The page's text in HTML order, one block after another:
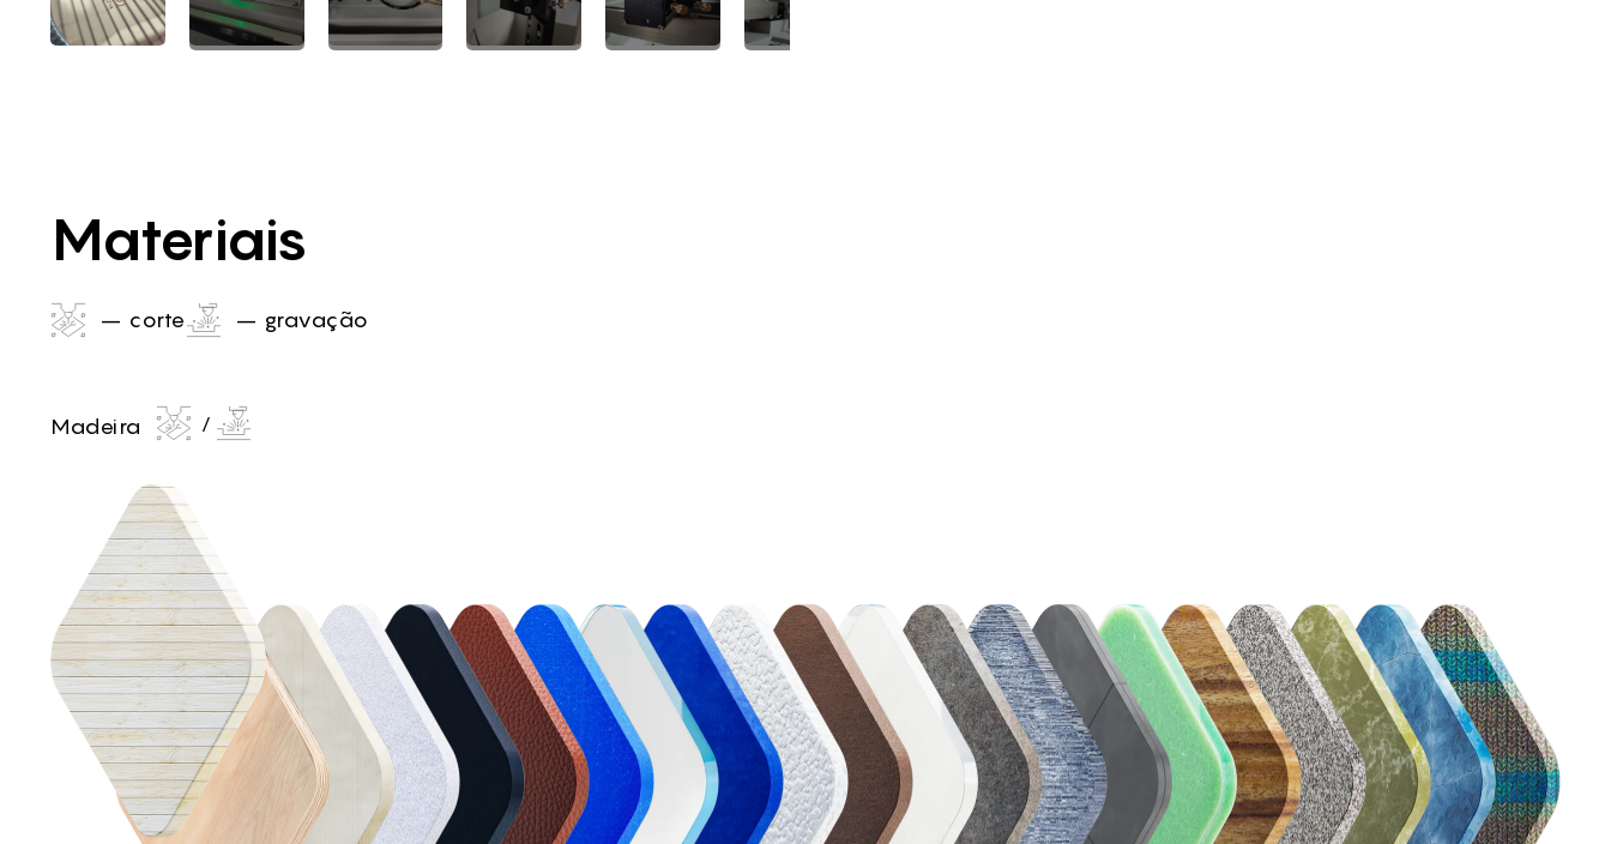
Materiais
– corte – gravação
Madeira